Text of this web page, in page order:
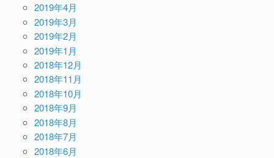
2019年4月
2019年3月
2019年2月
2019年1月
2018年12月
2018年11月
2018年10月
2018年9月
2018年8月
2018年7月
2018年6月